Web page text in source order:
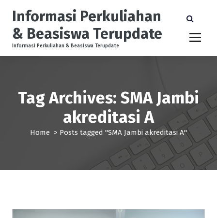
o
Informasi Perkuliahan
& Beasiswa Terupdate
Informasi Perkuliahan & Beasiswa Terupdate
Tag Archives: SMA Jambi
akreditasi A
Home > Posts tagged "SMA Jambi akreditasi A"